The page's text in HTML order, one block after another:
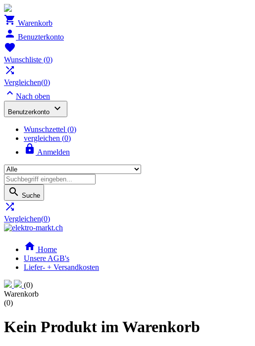
 Warenkorb
 Benuzterkonto

Wunschliste (0)

Vergleichen(0)
 Nach oben
Benutzerkonto 
Wunschzettel (0)
vergleichen (0)
 Anmelden
 Suche

Vergleichen(0)
 Home
Unsere AGB's
Liefer- + Versandkosten
(0)
Warenkorb
(0)
Kein Produkt im Warenkorb